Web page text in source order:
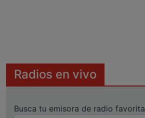
Radios en vivo
Busca tu emisora de radio favorita